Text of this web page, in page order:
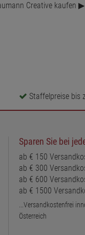
Creative
Staffelpreise bis
Sparen Sie bei
ab € 150
ab € 300
ab € 600
ab € 1500
...Versandkostenfrei
Österreich